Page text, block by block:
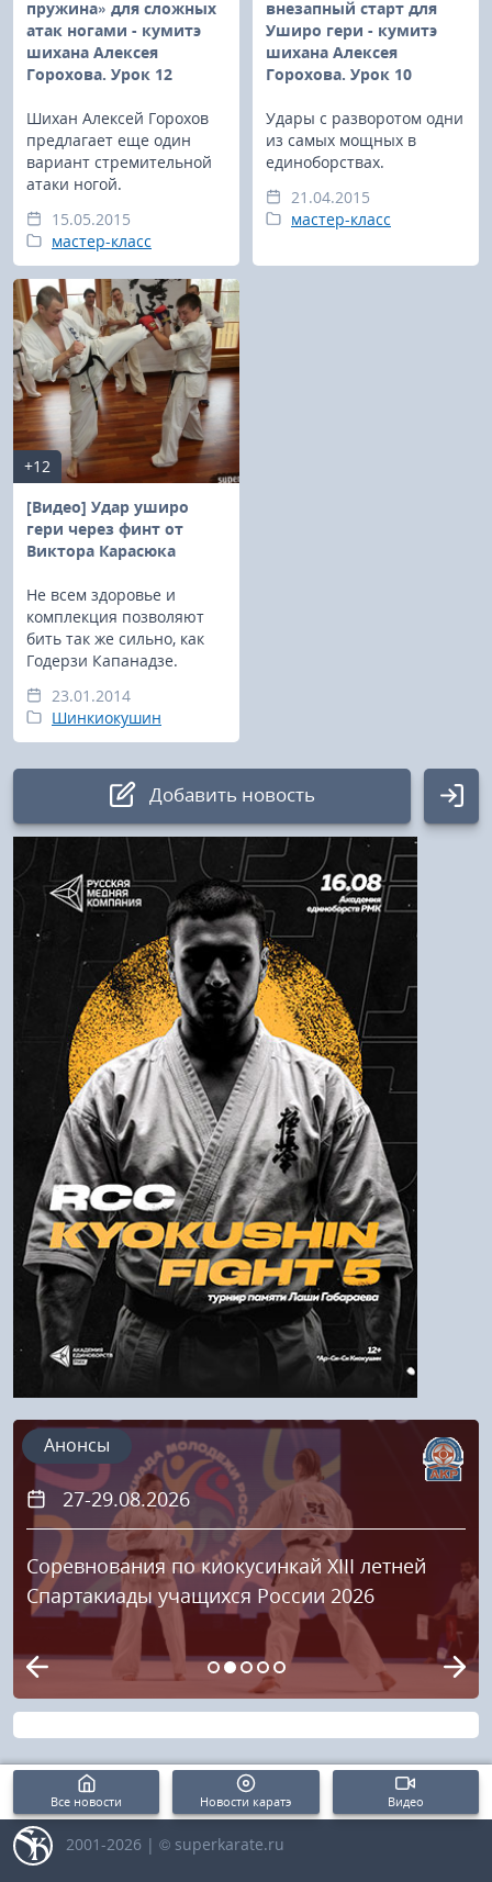
пружина» для сложных
атак ногами - кумитэ
шихана Алексея
Горохова. Урок 12
Шихан Алексей Горохов
предлагает еще один
вариант стремительной
атаки ногой.
15.05.2015
мастер-класс
внезапный старт для
Уширо гери - кумитэ
шихана Алексея
Горохова. Урок 10
Удары с разворотом одни
из самых мощных в
единоборствах.
21.04.2015
мастер-класс
+12
[Видео] Удар уширо
гери через финт от
Виктора Карасюка
Не всем здоровье и
комплекция позволяют
бить так же сильно, как
Годерзи Капанадзе.
23.01.2014
Шинкиокушин
Добавить новость
Авторизация
Логин:
Пароль
Войти
Напомнить пароль
Регистрация
27-29.08.2026
Соревнования по киокусинкай XIII летней
Спартакиады учащихся России 2026
Анонсы
Все новости Новости каратэ Видео
2001-2026 | © superkarate.ru